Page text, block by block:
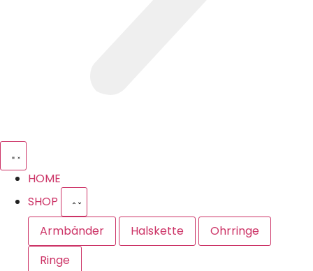
HOME
SHOP
Armbänder
Halskette
Ohrringe
Ringe